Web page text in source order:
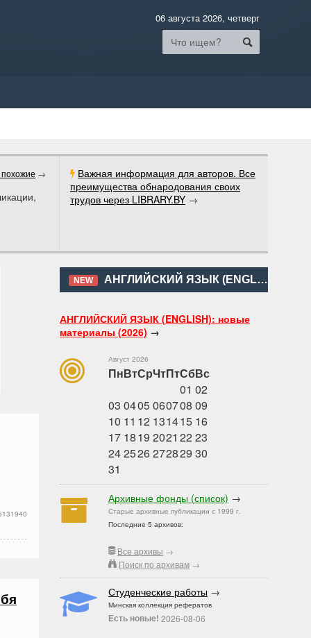
06 августа 2026, четверг
Важная информация для авторов. Все
преимущества обнародования своих
трудов через LIBRARY.BY →
→
NEW АНГЛИЙСКИЙ ЯЗЫК (ENGLISH)
АНГЛИЙСКИЙ ЯЗЫК (ENGLISH): новые
материалы (2026) →
Август 2026
ПнВтСрЧтПтСбВс
01 02
03 0405060708 09
10 11 12 131415 16
17 1819 2021 22 23
242526272829 30
31
Архивные фонды (список) →
Старые архивные публикации с 1999 г.
Последние 5 архивов:
Все архивы →
Поиск по архивам →
Студенческие работы →
Минская коллекция рефератов
Есть новые! 2026-08-06